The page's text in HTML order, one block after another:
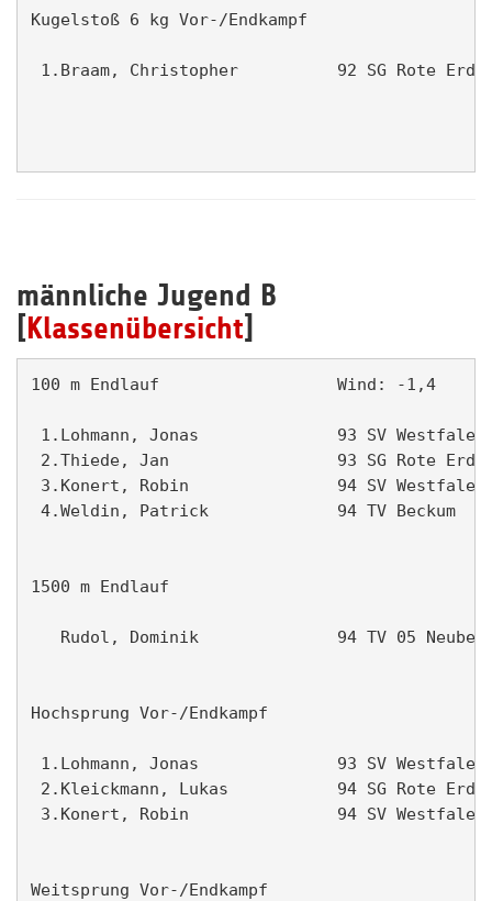
Kugelstoß 6 kg Vor-/Endkampf
1.Braam, Christopher          92 SG Rote
männliche Jugend B
[Klassenübersicht]
100 m Endlauf                  Wind: -1,4
1.Lohmann, Jonas              93 SV
2.Thiede, Jan                 93 SG Rote
3.Konert, Robin               94 SV
4.Weldin, Patrick             94 TV
1500 m Endlauf
Rudol, Dominik              94 TV 05
Hochsprung Vor-/Endkampf
1.Lohmann, Jonas              93 SV
2.Kleickmann, Lukas           94 SG Rote
3.Konert, Robin               94 SV
Weitsprung Vor-/Endkampf